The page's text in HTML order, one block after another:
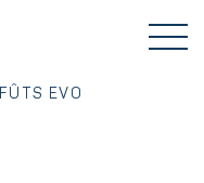
FÛTS EVO